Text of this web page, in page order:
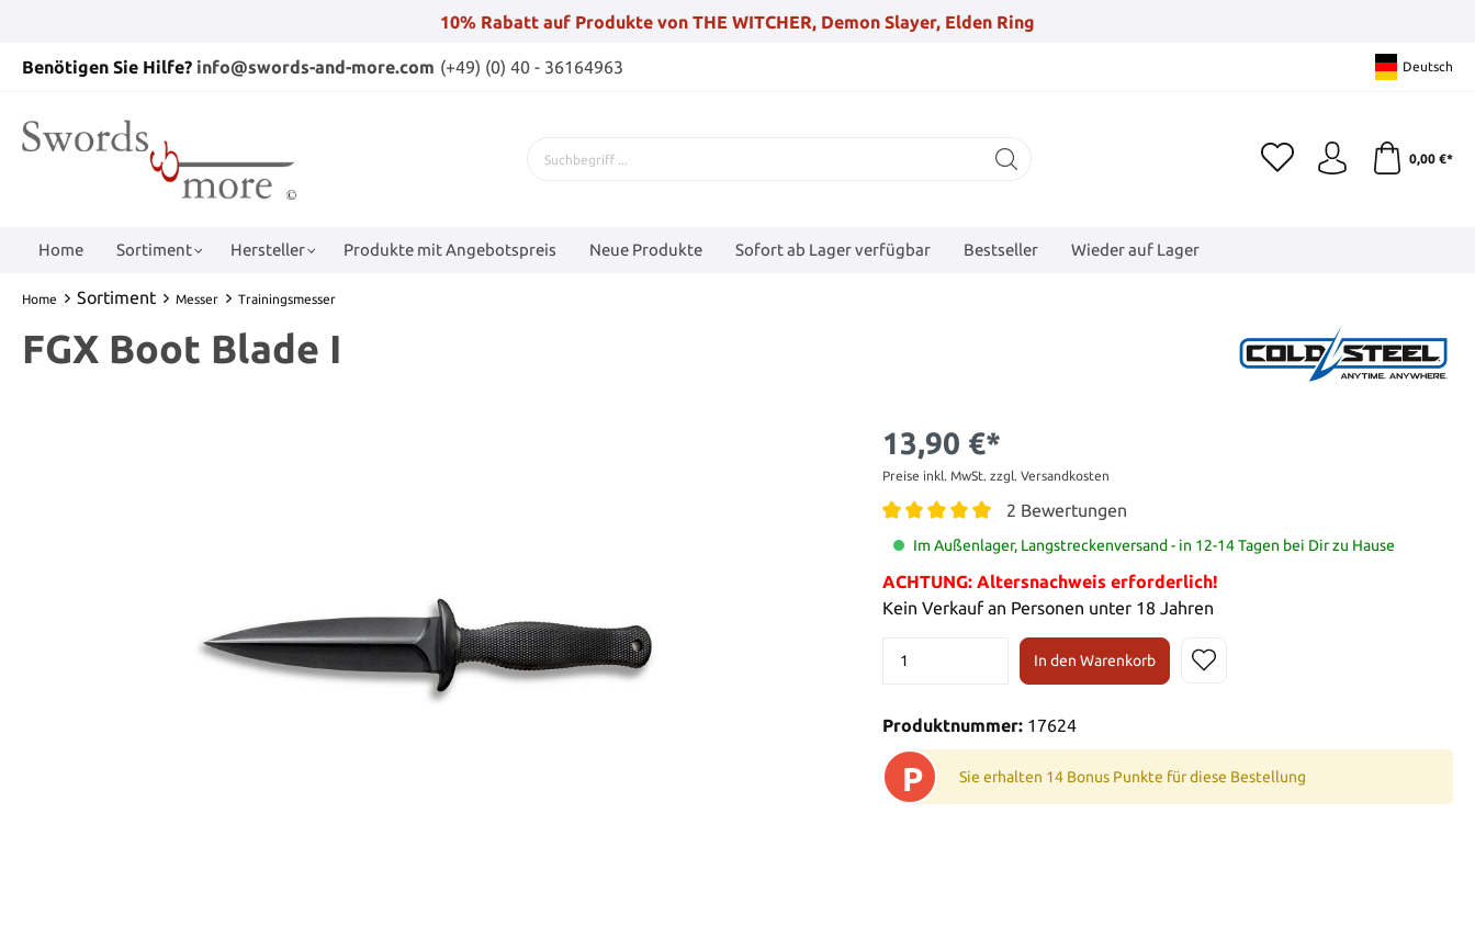
10% Rabatt auf Produkte von THE WITCHER, Demon Slayer, Elden Ring
Benötigen Sie Hilfe? info@swords-and-more.com (+49) (0) 40 - 36164963 Deutsch
0,00 €*
Home Sortiment Hersteller Produkte mit Angebotspreis Neue Produkte Sofort ab Lager verfügbar Bestseller Wieder auf Lager
Home Sortiment Messer Trainingsmesser
FGX Boot Blade I
13,90 €*
Preise inkl. MwSt. zzgl. Versandkosten
2 Bewertungen
Im Außenlager, Langstreckenversand - in 12-14 Tagen bei Dir zu Hause
ACHTUNG: Altersnachweis erforderlich!
Kein Verkauf an Personen unter 18 Jahren
In den Warenkorb
Produktnummer: 17624
P Sie erhalten 14 Bonus Punkte für diese Bestellung